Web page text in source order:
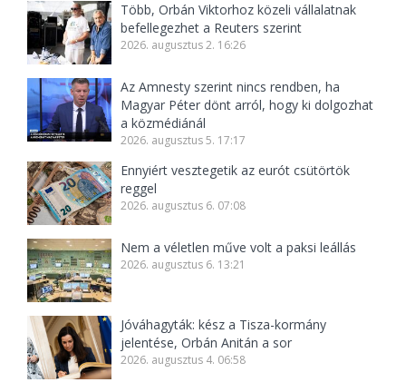
Több, Orbán Viktorhoz közeli vállalatnak
befellegezhet a Reuters szerint
2026. augusztus 2. 16:26
Az Amnesty szerint nincs rendben, ha
Magyar Péter dönt arról, hogy ki dolgozhat
a közmédiánál
2026. augusztus 5. 17:17
Ennyiért vesztegetik az eurót csütörtök
reggel
2026. augusztus 6. 07:08
Nem a véletlen műve volt a paksi leállás
2026. augusztus 6. 13:21
Jóváhagyták: kész a Tisza-kormány
jelentése, Orbán Anitán a sor
2026. augusztus 4. 06:58